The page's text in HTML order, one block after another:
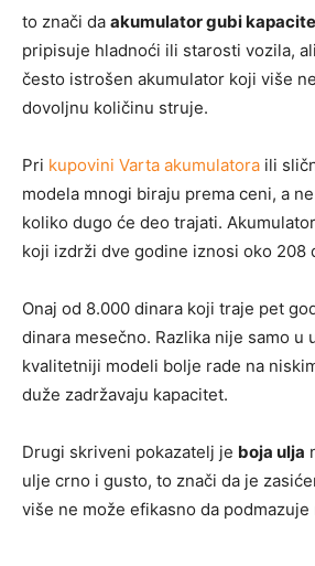
to znači da akumulator gubi
pripisuje hladnoći ili starosti vozila,
često istrošen akumulator koji više
dovoljnu količinu struje.
Pri kupovini Varta akumulatora ili
modela mnogi biraju prema ceni, a
koliko dugo će deo trajati.
koji izdrži dve godine iznosi oko 208
Onaj od 8.000 dinara koji traje pet
dinara mesečno. Razlika nije samo u
kvalitetniji modeli bolje rade na
duže zadržavaju kapacitet.
Drugi skriveni pokazatelj je boja ulja
ulje crno i gusto, to znači da je
više ne može efikasno da podmazuje